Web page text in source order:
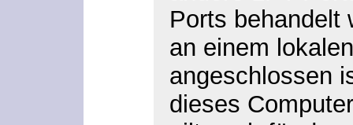
Ports behandelt
an einem
angeschlossen
dieses